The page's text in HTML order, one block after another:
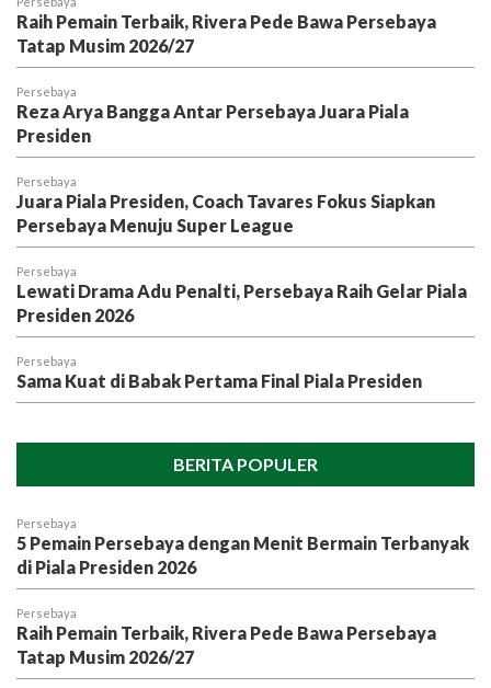
Raih Pemain Terbaik, Rivera Pede Bawa Persebaya
Tatap Musim 2026/27
Persebaya
Reza Arya Bangga Antar Persebaya Juara Piala
Presiden
Persebaya
Juara Piala Presiden, Coach Tavares Fokus Siapkan
Persebaya Menuju Super League
Persebaya
Lewati Drama Adu Penalti, Persebaya Raih Gelar Piala
Presiden 2026
Persebaya
Sama Kuat di Babak Pertama Final Piala Presiden
BERITA POPULER
Persebaya
5 Pemain Persebaya dengan Menit Bermain Terbanyak
di Piala Presiden 2026
Persebaya
Raih Pemain Terbaik, Rivera Pede Bawa Persebaya
Tatap Musim 2026/27